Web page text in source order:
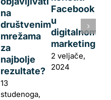
na
društvenim
mrežama
za
najbolje
rezultate?
13
studenoga,
Facebook
u
digitalnom
marketingu?
2 veljače,
2024